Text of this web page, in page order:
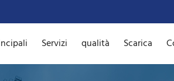
Servizi qualità Scarica